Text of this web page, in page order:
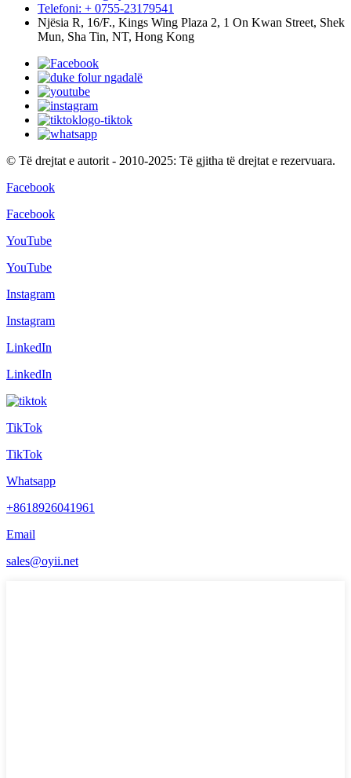
Telefoni: + 0755-23179541
Njësia R, 16/F., Kings Wing Plaza 2, 1 On Kwan Street, Shek
Mun, Sha Tin, NT, Hong Kong
© Të drejtat e autorit - 2010-2025: Të gjitha të drejtat e rezervuara.
Facebook
Facebook
YouTube
YouTube
Instagram
Instagram
LinkedIn
LinkedIn
TikTok
TikTok
Whatsapp
+8618926041961
Email
sales@oyii.net